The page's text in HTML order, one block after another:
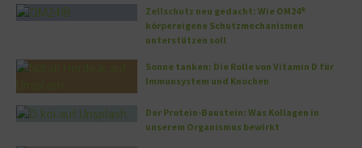
Zellschutz neu gedacht: Wie OM24®
körpereigene Schutzmechanismen
unterstützen soll
Sonne tanken: Die Rolle von Vitamin D für
Immunsystem und Knochen
Der Protein-Baustein: Was Kollagen in
unserem Organismus bewirkt